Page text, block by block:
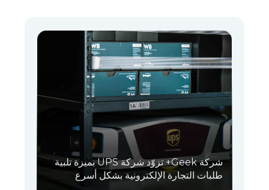
شركة Geek+ تزوّد شركة UPS بميزة تلبية
طلبات التجارة الإلكترونية بشكل أسرع